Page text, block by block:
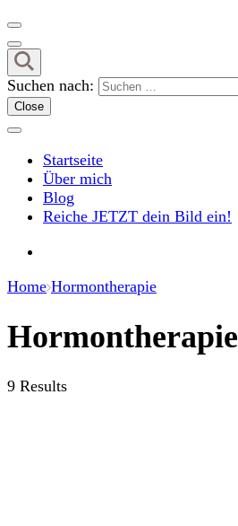
Suchen nach:
Close
Startseite
Über mich
Blog
Reiche JETZT dein Bild ein!
Home Hormontherapie
Hormontherapie
9 Results